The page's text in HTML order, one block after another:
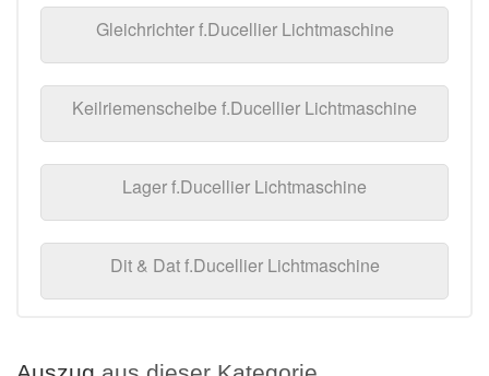
Gleichrichter f.Ducellier Lichtmaschine
Keilriemenscheibe f.Ducellier Lichtmaschine
Lager f.Ducellier Lichtmaschine
Dit & Dat f.Ducellier Lichtmaschine